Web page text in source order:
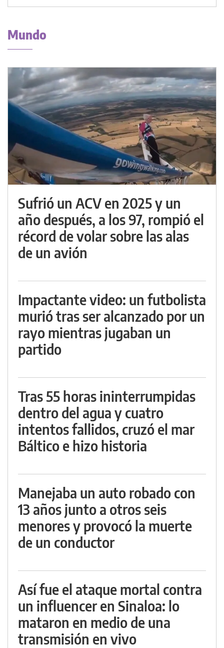
Mundo
Sufrió un ACV en 2025 y un
año después, a los 97, rompió el
récord de volar sobre las alas
de un avión
Impactante video: un futbolista
murió tras ser alcanzado por un
rayo mientras jugaban un
partido
Tras 55 horas ininterrumpidas
dentro del agua y cuatro
intentos fallidos, cruzó el mar
Báltico e hizo historia
Manejaba un auto robado con
13 años junto a otros seis
menores y provocó la muerte
de un conductor
Así fue el ataque mortal contra
un influencer en Sinaloa: lo
mataron en medio de una
transmisión en vivo